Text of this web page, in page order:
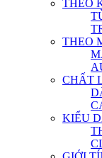
THEO
THEO
CHẤT
KIỂU